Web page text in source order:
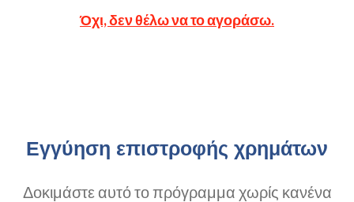
Όχι, δεν θέλω να το αγοράσω.
Εγγύηση επιστροφής χρημάτων
Δοκιμάστε αυτό το πρόγραμμα χωρίς κανένα